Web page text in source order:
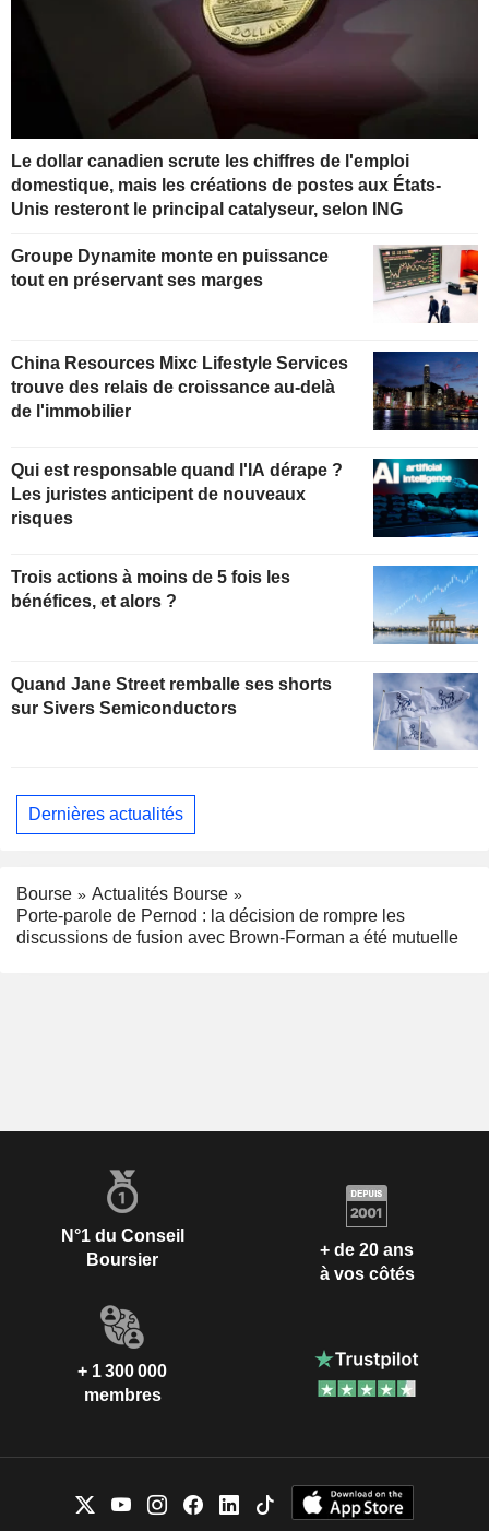
Le dollar canadien scrute les chiffres de l'emploi
domestique, mais les créations de postes aux États-
Unis resteront le principal catalyseur, selon ING
Groupe Dynamite monte en puissance
tout en préservant ses marges
China Resources Mixc Lifestyle Services
trouve des relais de croissance au-delà
de l'immobilier
Qui est responsable quand l'IA dérape ?
Les juristes anticipent de nouveaux
risques
Trois actions à moins de 5 fois les
bénéfices, et alors ?
Quand Jane Street remballe ses shorts
sur Sivers Semiconductors
Dernières actualités
Bourse
Actualités Bourse
Porte-parole de Pernod : la décision de rompre les
discussions de fusion avec Brown-Forman a été mutuelle
N°1 du Conseil
Boursier
+ de 20 ans
à vos côtés
+ 1 300 000
membres